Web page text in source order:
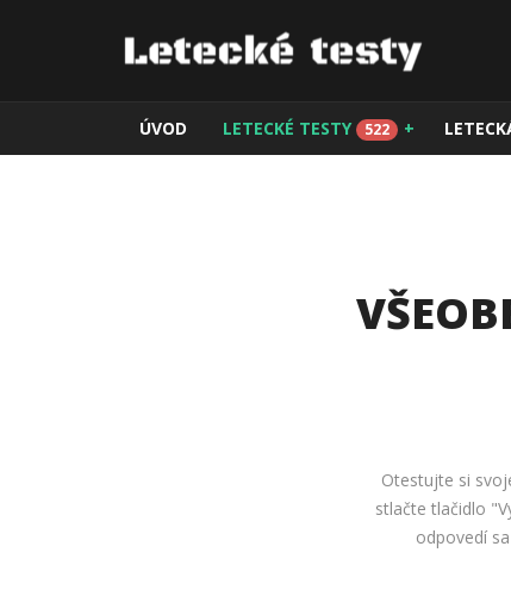
ÚVOD LETECKÉ TESTY 522 +
Otestujte si
stlačte tlačidlo
odpovedí